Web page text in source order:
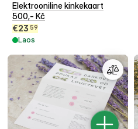
Elektrooniline kinkekaart
500,- Kč
€23 59
Laos